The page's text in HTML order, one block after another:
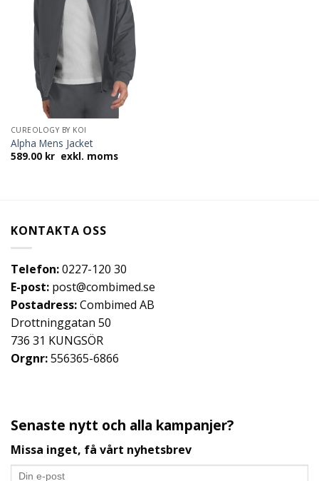
CUREOLOGY BY KOI
Alpha Mens Jacket
589.00 krexkl. moms
KONTAKTA OSS
Telefon:0227-120 30
E-post: post@combimed.se
Postadress:Combimed AB
Drottninggatan 50
736 31 KUNGSÖR
Orgnr:556365-6866
Senaste nytt och alla kampanjer?
Missa inget, få vårt nyhetsbrev